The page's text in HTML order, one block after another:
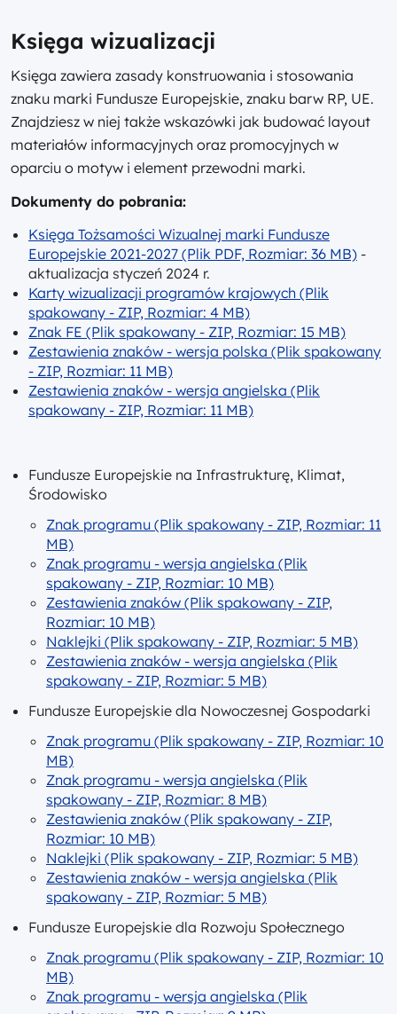
Księga wizualizacji
Księga zawiera zasady konstruowania i stosowania
znaku marki Fundusze Europejskie, znaku barw RP, UE.
Znajdziesz w niej także wskazówki jak budować layout
materiałów informacyjnych oraz promocyjnych w
oparciu o motyw i element przewodni marki.
Dokumenty do pobrania:
Księga Tożsamości Wizualnej marki Fundusze
Europejskie 2021-2027 (Plik PDF, Rozmiar: 36 MB) -
aktualizacja styczeń 2024 r.
Karty wizualizacji programów krajowych (Plik
spakowany - ZIP, Rozmiar: 4 MB)
Znak FE (Plik spakowany - ZIP, Rozmiar: 15 MB)
Zestawienia znaków - wersja polska (Plik spakowany
- ZIP, Rozmiar: 11 MB)
Zestawienia znaków - wersja angielska (Plik
spakowany - ZIP, Rozmiar: 11 MB)
Fundusze Europejskie na Infrastrukturę, Klimat,
Środowisko
Znak programu (Plik spakowany - ZIP, Rozmiar: 11
MB)
Znak programu - wersja angielska (Plik
spakowany - ZIP, Rozmiar: 10 MB)
Zestawienia znaków (Plik spakowany - ZIP,
Rozmiar: 10 MB)
Naklejki (Plik spakowany - ZIP, Rozmiar: 5 MB)
Zestawienia znaków - wersja angielska (Plik
spakowany - ZIP, Rozmiar: 5 MB)
Fundusze Europejskie dla Nowoczesnej Gospodarki
Znak programu (Plik spakowany - ZIP, Rozmiar: 10
MB)
Znak programu - wersja angielska (Plik
spakowany - ZIP, Rozmiar: 8 MB)
Zestawienia znaków (Plik spakowany - ZIP,
Rozmiar: 10 MB)
Naklejki (Plik spakowany - ZIP, Rozmiar: 5 MB)
Zestawienia znaków - wersja angielska (Plik
spakowany - ZIP, Rozmiar: 5 MB)
Fundusze Europejskie dla Rozwoju Społecznego
Znak programu (Plik spakowany - ZIP, Rozmiar: 10
MB)
Znak programu - wersja angielska (Plik